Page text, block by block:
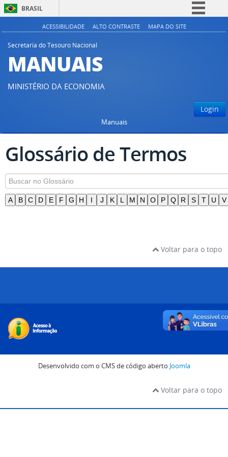
BRASIL
Simplifique!
ACESSIBILIDADE ALTO CONTRASTE MAPA DO SITE
Secretaria do Tesouro Nacional
MANUAIS
MINISTÉRIO DA ECONOMIA
Login
Manuais
Glossário de Termos
A B C D E F G H I J K L M N O P Q R S T U V
Voltar para o topo
Desenvolvido com o CMS de código aberto Joomla
Voltar para o topo